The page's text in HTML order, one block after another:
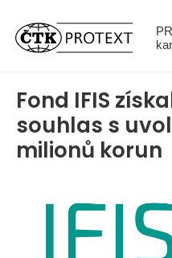
Fond IFIS
souhlas s
milionů korun